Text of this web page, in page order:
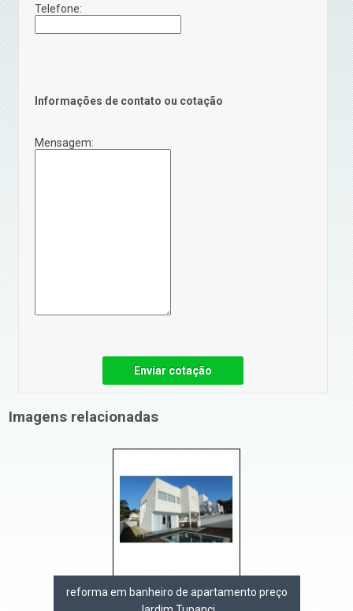
Telefone:
Informações de contato ou cotação
Mensagem:
Enviar cotação
Imagens relacionadas
reforma em banheiro de apartamento preço